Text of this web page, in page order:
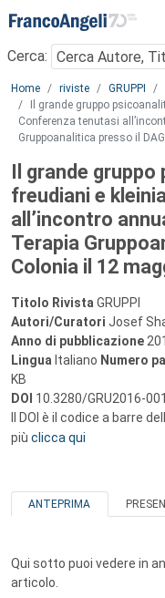
Menu
Cerca:
Main content
Home riviste GRUPPI
Il grande gruppo
Conferenza tenutasi
Gruppoanalitica presso il
Il grande
freudiani e
all’incontro
Terapia
Colonia il 12
Titolo Rivista GRUPPI
Autori/Curatori Josef
Anno di pubblicazione
Lingua Italiano Numero
KB
DOI 10.3280/GRU2016-
Il DOI è il codice a barre
più clicca qui
ANTEPRIMA
Qui sotto puoi vedere in
articolo.